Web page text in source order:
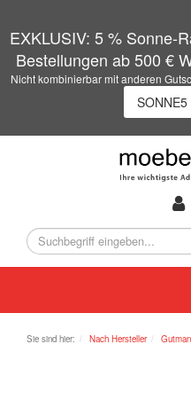
EXKLUSIV: 5 % Sonne-
Bestellungen ab 500 €
Nicht kombinierbar mit anderen
Sie sind hier: Nach Hersteller